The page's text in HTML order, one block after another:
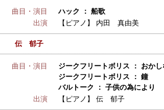
曲目・演目
ハック ： 船歌
出演
【ピアノ】 内田 真由美
伝 郁子
曲目・演目
ジークフリートボリス ： おかし
ジークフリートボリス ： 鐘
バルトーク ： 子供の為により
出演
【ピアノ】 伝 郁子